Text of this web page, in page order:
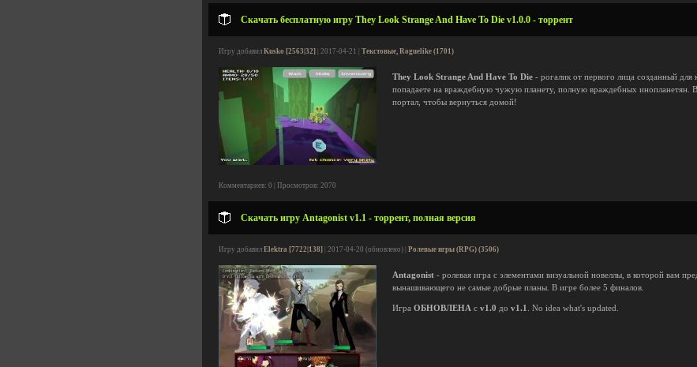
Скачать бесплатную игру They Look Strange And Have To Die v1.0.0 - торрент
Игру добавил Kusko [2563|32] | 2017-04-21 | Текстовые, Roguelike (1701)
They Look Strange And Have To Die - рогалик от первого лица созданный для
попадаете на враждебную чужую планету, полную враждебных инопланетян.
портал, чтобы вернуться домой!
Комментариев: 0 | Просмотров: 2070
Скачать игру Antagonist v1.1 - торрент, полная версия
Игру добавил Elektra [7722|138] | 2017-04-20 (обновлено) | Ролевые игры (RPG) (3506)
Antagonist - ролевая игра с элементами визуальной новеллы, в которой вам
вынашивающего не самые добрые планы. В игре более 5 финалов.
Игра ОБНОВЛЕНА с v1.0 до v1.1 . No idea what's updated.